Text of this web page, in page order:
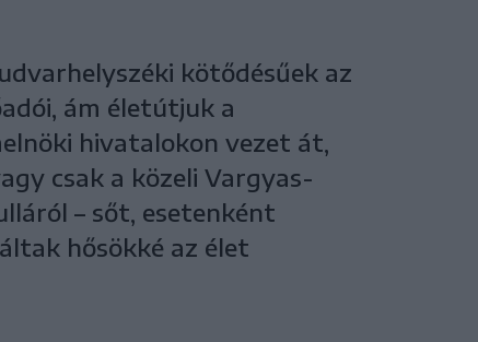
kötődésűek az
ám életútjuk a
hivatalokon vezet át,
csak a közeli Vargyas-
– sőt, esetenként
hősökké az élet